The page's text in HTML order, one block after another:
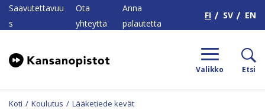
Saavutettavuu
s
Ota
yhteyttä
Anna
palautetta
FI SV EN
Valikko Etsi
Koti / Koulutus / Lääketiede kevät